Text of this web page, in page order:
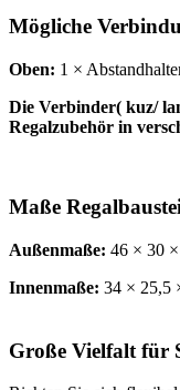
Mögliche
Oben: 1 ×
Die Verbinder( kuz/
Regalzubehör in
Maße
Außenmaße: 46 × 30
Innenmaße: 34 × 25,5
Große Vielfalt für